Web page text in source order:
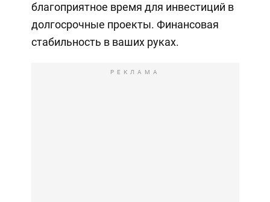
благоприятное время для инвестиций в
долгосрочные проекты. Финансовая
стабильность в ваших руках.
РЕКЛАМА